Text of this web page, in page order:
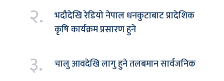
२.
भदौदेखि रेडियो नेपाल धनकुटाबाट प्रादेशिक
कृषि कार्यक्रम प्रसारण हुने
३. चालु आवदेखि लागु हुने तलबमान सार्वजनिक